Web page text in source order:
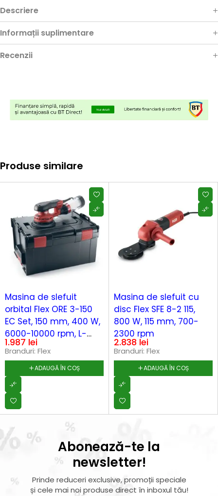
Descriere
Informații suplimentare
Recenzii
Produse similare
Masina de slefuit
orbital Flex ORE 3-150
EC Set, 150 mm, 400 W,
6000-10000 rpm, L-
BOXX
1.987 lei
Branduri: Flex
ADAUGĂ ÎN COȘ
Masina de slefuit cu
disc Flex SFE 8-2 115,
800 W, 115 mm, 700-
2300 rpm
2.838 lei
Branduri: Flex
ADAUGĂ ÎN COȘ
Abonează-te la
newsletter!
Prinde reduceri exclusive, promoții speciale
și cele mai noi produse direct în inboxul tău!